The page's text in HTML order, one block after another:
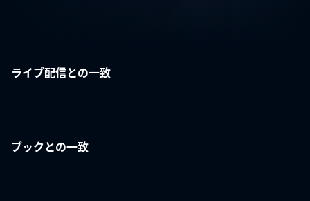
ライブ配信との一致
ブックとの一致